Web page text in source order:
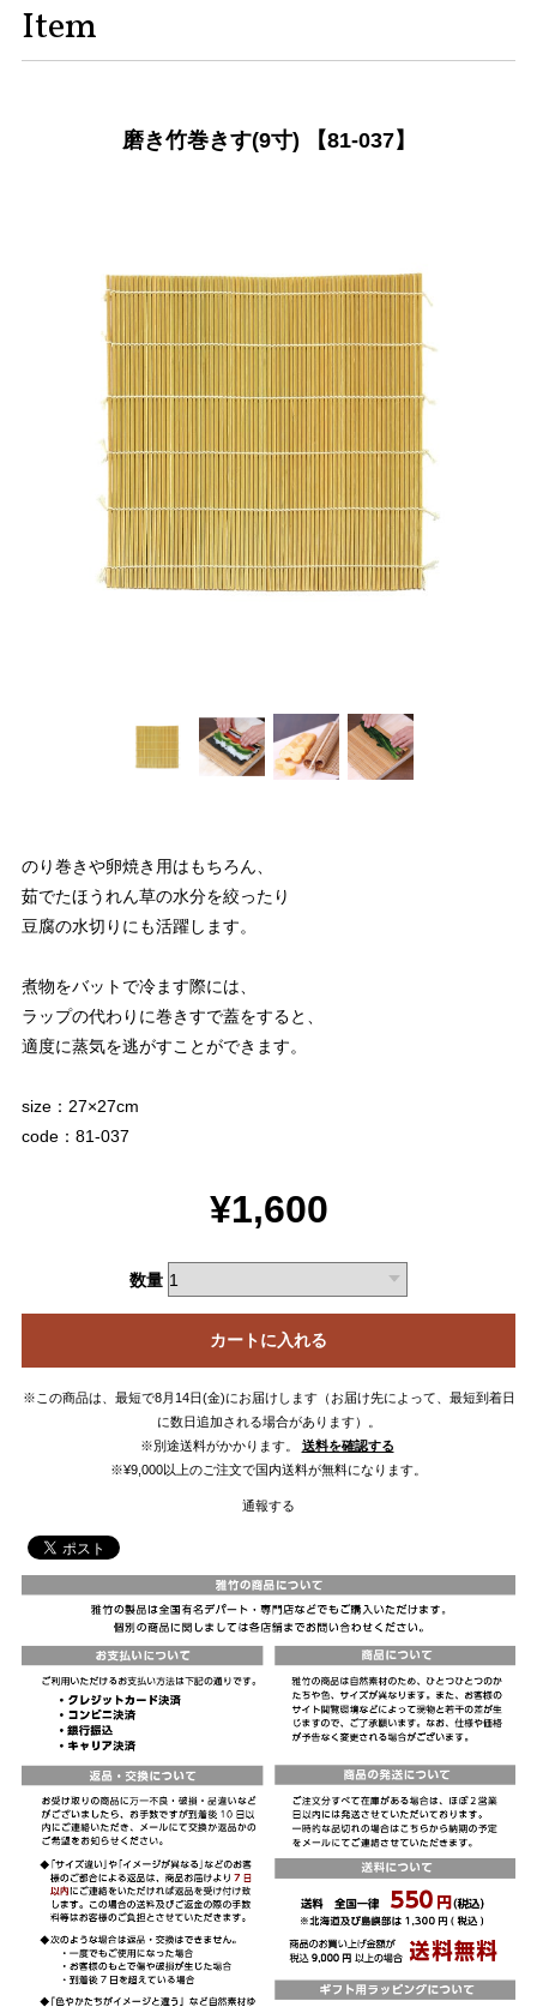
Item
磨き竹巻きす(9寸) 【81-037】
のり巻きや卵焼き用はもちろん、
茹でたほうれん草の水分を絞ったり
豆腐の水切りにも活躍します。
煮物をバットで冷ます際には、
ラップの代わりに巻きすで蓋をすると、
適度に蒸気を逃がすことができます。
size：27×27cm
code：81-037
¥1,600
数量
カートに入れる
※この商品は、最短で8月14日(金)にお届けします（お届け先によって、最短到着日
に数日追加される場合があります）。
※別途送料がかかります。
送料を確認する
※¥9,000以上のご注文で国内送料が無料になります。
通報する